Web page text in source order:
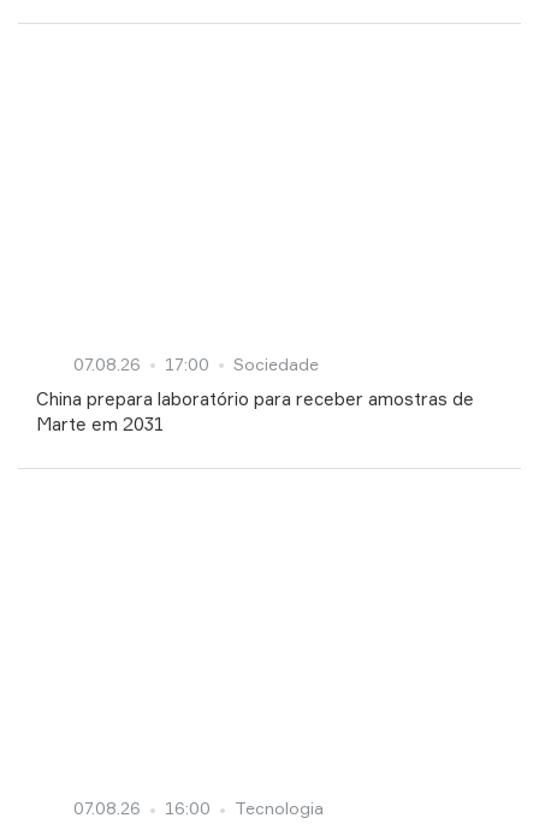
07.08.26 17:00 Sociedade
China prepara laboratório para receber amostras de
Marte em 2031
07.08.26 16:00 Tecnologia